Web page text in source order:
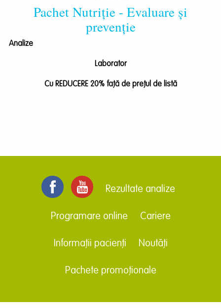
Pachet Nutriție - Evaluare și
prevenție
Analize
Laborator
Cu REDUCERE 20% faţă de preţul de listă
Rezultate analize
Programare online Cariere
Informații pacienți Noutăți
Pachete promoționale